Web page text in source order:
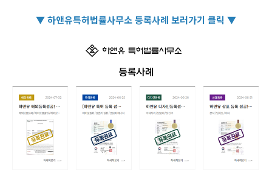
▼ 하앤유특허법률사무소 등록사례 보러가기 클릭 ▼